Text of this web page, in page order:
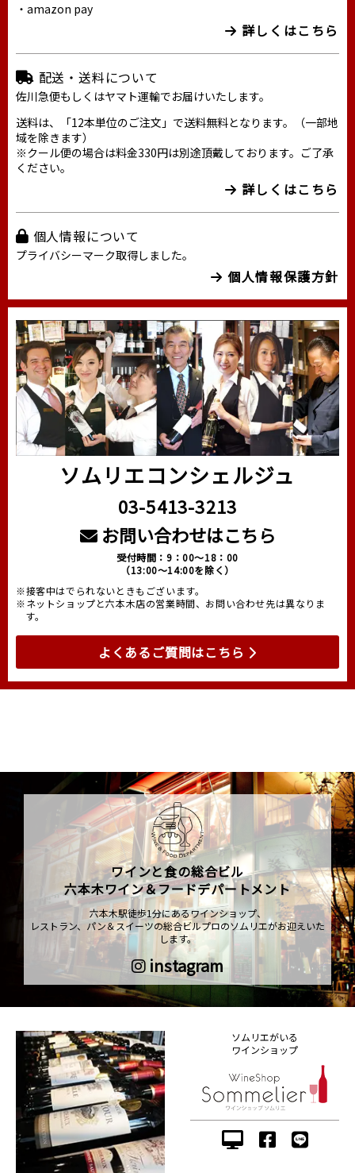
・amazon pay
詳しくはこちら
配送・送料について
佐川急便もしくはヤマト運輸でお届けいたします。
送料は、「12本単位のご注文」で送料無料となります。（一部地
域を除きます）
※クール便の場合は料金330円は別途頂戴しております。ご了承
ください。
詳しくはこちら
個人情報について
プライバシーマーク取得しました。
個人情報保護方針
ソムリエコンシェルジュ
03-5413-3213
お問い合わせはこちら
受付時間：9：00～18：00
（13:00～14:00を除く）
※接客中はでられないときもございます。
※ネットショップと六本木店の営業時間、お問い合わせ先は異なりま
す。
よくあるご質問はこちら
ワインと食の総合ビル
六本木ワイン＆フードデパートメント
六本木駅徒歩1分にあるワインショップ、
レストラン、パン＆スイーツの総合ビルプロのソムリエがお迎えいた
します。
instagram
ソムリエがいる
ワインショップ